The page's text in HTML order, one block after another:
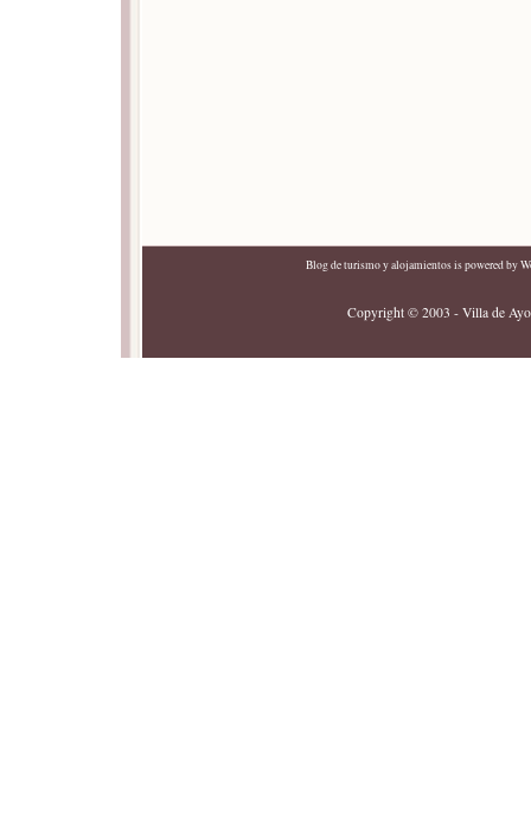
Blog de turismo y alojamientosis powered by
Copyright © 2003 - Villa de